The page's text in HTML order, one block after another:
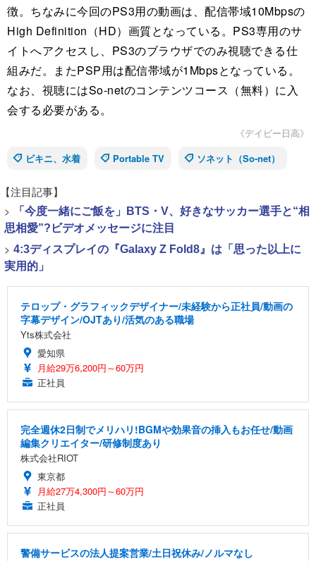
徴。ちなみに今回のPS3用の動画は、配信帯域10Mbpsの
High Definition（HD）画質となっている。PS3専用のサ
イトへアクセスし、PS3のブラウザでのみ視聴できる仕
組みだ。またPSP用は配信帯域が1Mbpsとなっている。
なお、視聴にはSo-netのコンテンツコース（無料）に入
会する必要がある。
《デイビー日高》
ビキニ、水着
Portable TV ソネット（So-net）
【注目記事】
>
「今度一緒にご飯を」BTS・V、好きなサッカー選手と“相
思相愛”?ビデオメッセージに注目
> 4:3ディスプレイの『Galaxy Z Fold8』は「思った以上に
実用的」
テロップ・グラフィックデザイナー/未経験から正社員/動画の
字幕デザイン/OJTあり/活気のある職場
Yts株式会社
愛知県
月給29万6,200円～60万円
正社員
完全週休2日制でメリハリ!BGMや効果音の挿入もお任せ/動画
編集クリエイター/研修制度あり
株式会社RIOT
東京都
月給27万4,300円～60万円
正社員
警備サービスの法人提案営業/土日祝休み/ノルマなし